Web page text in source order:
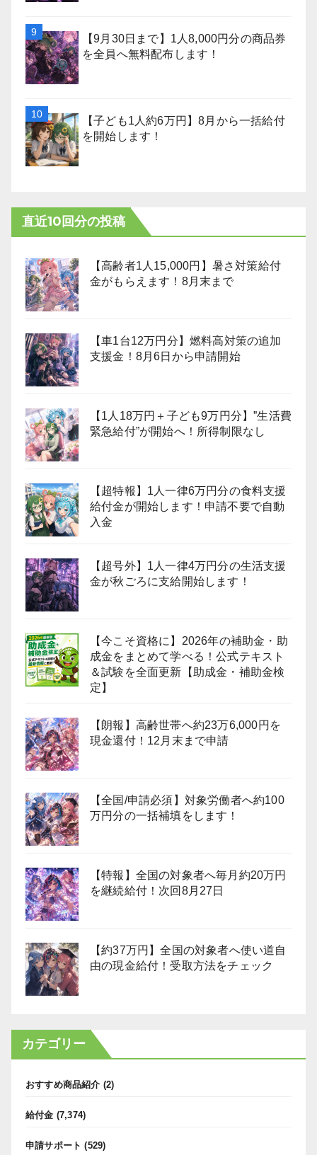
【9月30日まで】1人8,000円分の商品券
を全員へ無料配布します！
【子ども1人約6万円】8月から一括給付
を開始します！
直近10回分の投稿
【高齢者1人15,000円】暑さ対策給付
金がもらえます！8月末まで
【車1台12万円分】燃料高対策の追加
支援金！8月6日から申請開始
【1人18万円＋子ども9万円分】”生活費
緊急給付”が開始へ！所得制限なし
【超特報】1人一律6万円分の食料支援
給付金が開始します！申請不要で自動
入金
【超号外】1人一律4万円分の生活支援
金が秋ごろに支給開始します！
【今こそ資格に】2026年の補助金・助
成金をまとめて学べる！公式テキスト
＆試験を全面更新【助成金・補助金検
定】
【朗報】高齢世帯へ約23万6,000円を
現金還付！12月末まで申請
【全国/申請必須】対象労働者へ約100
万円分の一括補填をします！
【特報】全国の対象者へ毎月約20万円
を継続給付！次回8月27日
【約37万円】全国の対象者へ使い道自
由の現金給付！受取方法をチェック
カテゴリー
おすすめ商品紹介 (2)
給付金 (7,374)
申請サポート (529)